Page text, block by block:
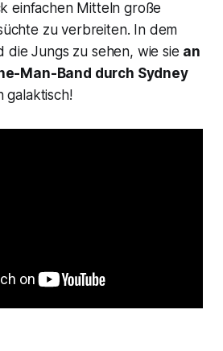
einfachen Mitteln große
zu verbreiten. In dem
die Jungs zu sehen, wie sie an
Man-Band durch Sydney
galaktisch!